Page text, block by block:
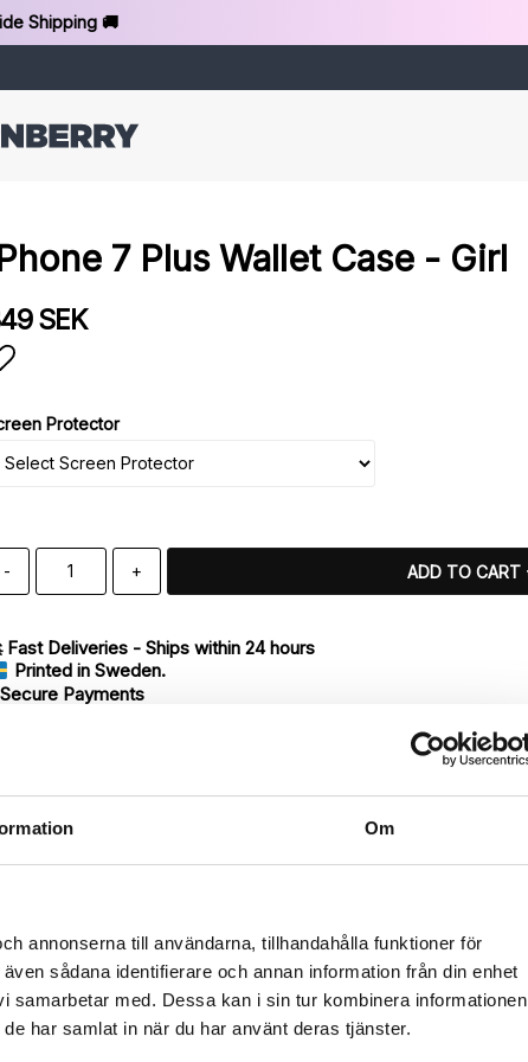
Om
annonserna till användarna, tillhandahålla funktioner för
sådana identifierare och annan information från din enhet
med. Dessa kan i sin tur kombinera informationen
har samlat in när du har använt deras tjänster.
Shipping 🚚
7 Plus Wallet Case - Girl
SEK
Protector
- + ADD TO CART
Fast Deliveries - Ships within 24 hours
Printed in Sweden.
Secure Payments
no.: 46734
Which gives great protection and has a unique “Girl”-design.